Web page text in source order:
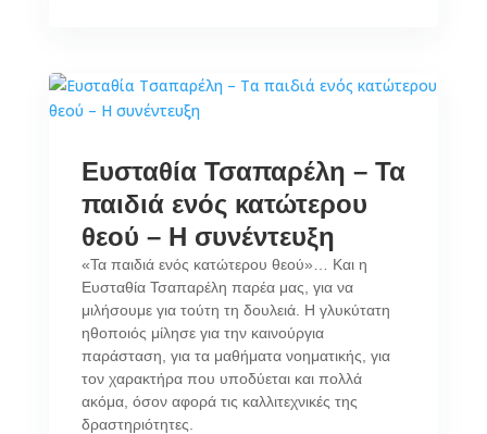
Ευσταθία Τσαπαρέλη – Τα
παιδιά ενός κατώτερου
θεού – Η συνέντευξη
«Τα παιδιά ενός κατώτερου θεού»… Και η
Ευσταθία Τσαπαρέλη παρέα μας, για να
μιλήσουμε για τούτη τη δουλειά. Η γλυκύτατη
ηθοποιός μίλησε για την καινούργια
παράσταση, για τα μαθήματα νοηματικής, για
τον χαρακτήρα που υποδύεται και πολλά
ακόμα, όσον αφορά τις καλλιτεχνικές της
δραστηριότητες.